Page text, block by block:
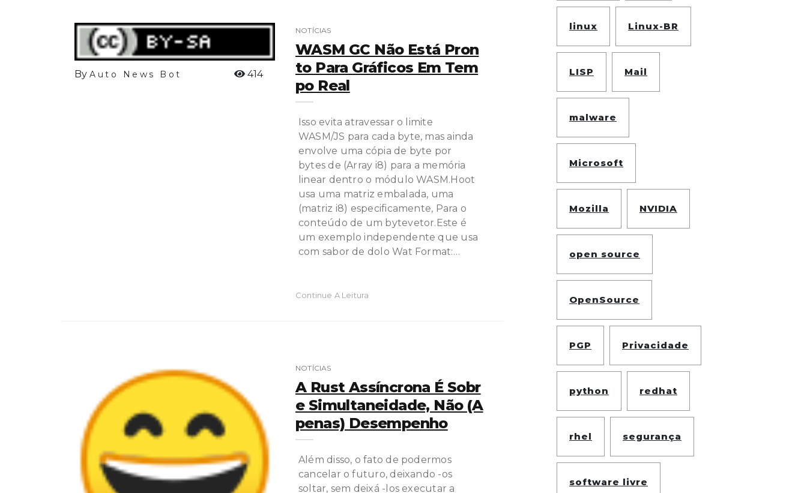
By Auto News Bot 414
NOTÍCIAS
WASM GC Não Está Pron
To Para Gráficos Em Tem
Po Real
Isso evita atravessar o limite
WASM/JS para cada byte, mas ainda
envolve uma cópia de byte por
bytes de (Array i8) para a memória
linear dentro o módulo WASM.Hoot
usa uma matriz embalada, uma
(matriz i8) especificamente, Para o
conteúdo de um bytevetor.Este é
um exemplo independente que usa
com sabor de dolo Wat Format:…
Continue A Leitura
NOTÍCIAS
A Rust Assíncrona É Sobr
E Simultaneidade, Não (a
Penas) Desempenho
Além disso, o fato de podermos
cancelar o futuro, deixando -os
soltar, sem deixá -los executar a
linux Linux-BR
LISP Mail
malware
Microsoft
Mozilla NVIDIA
open source
OpenSource
PGP Privacidade
python redhat
rhel segurança
software livre